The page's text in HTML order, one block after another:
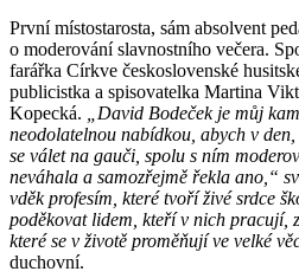
První místostarosta, sám absolvent
o moderování slavnostního večera.
farářka Církve československé
publicistka a spisovatelka Martina
Kopecká.
„David Bodeček je můj
neodolatelnou nabídkou, abych v
se válet na gauči, spolu s ním
neváhala a samozřejmě řekla ano,“
vděk profesím, které tvoří živé srdce
poděkovat lidem, kteří v nich pracují,
které se v životě proměňují ve velké
duchovní.